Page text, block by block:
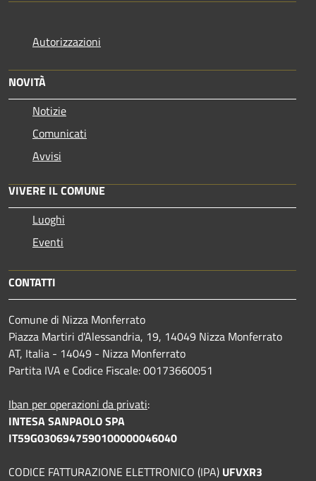
Autorizzazioni
NOVITÀ
Notizie
Comunicati
Avvisi
VIVERE IL COMUNE
Luoghi
Eventi
CONTATTI
Comune di Nizza Monferrato
Piazza Martiri d'Alessandria, 19, 14049 Nizza Monferrato
AT, Italia - 14049 - Nizza Monferrato
Partita IVA e Codice Fiscale: 00173660051
Iban per operazioni da privati:
INTESA SANPAOLO SPA
IT59G0306947590100000046040
CODICE FATTURAZIONE ELETTRONICO (IPA) UFVXR3